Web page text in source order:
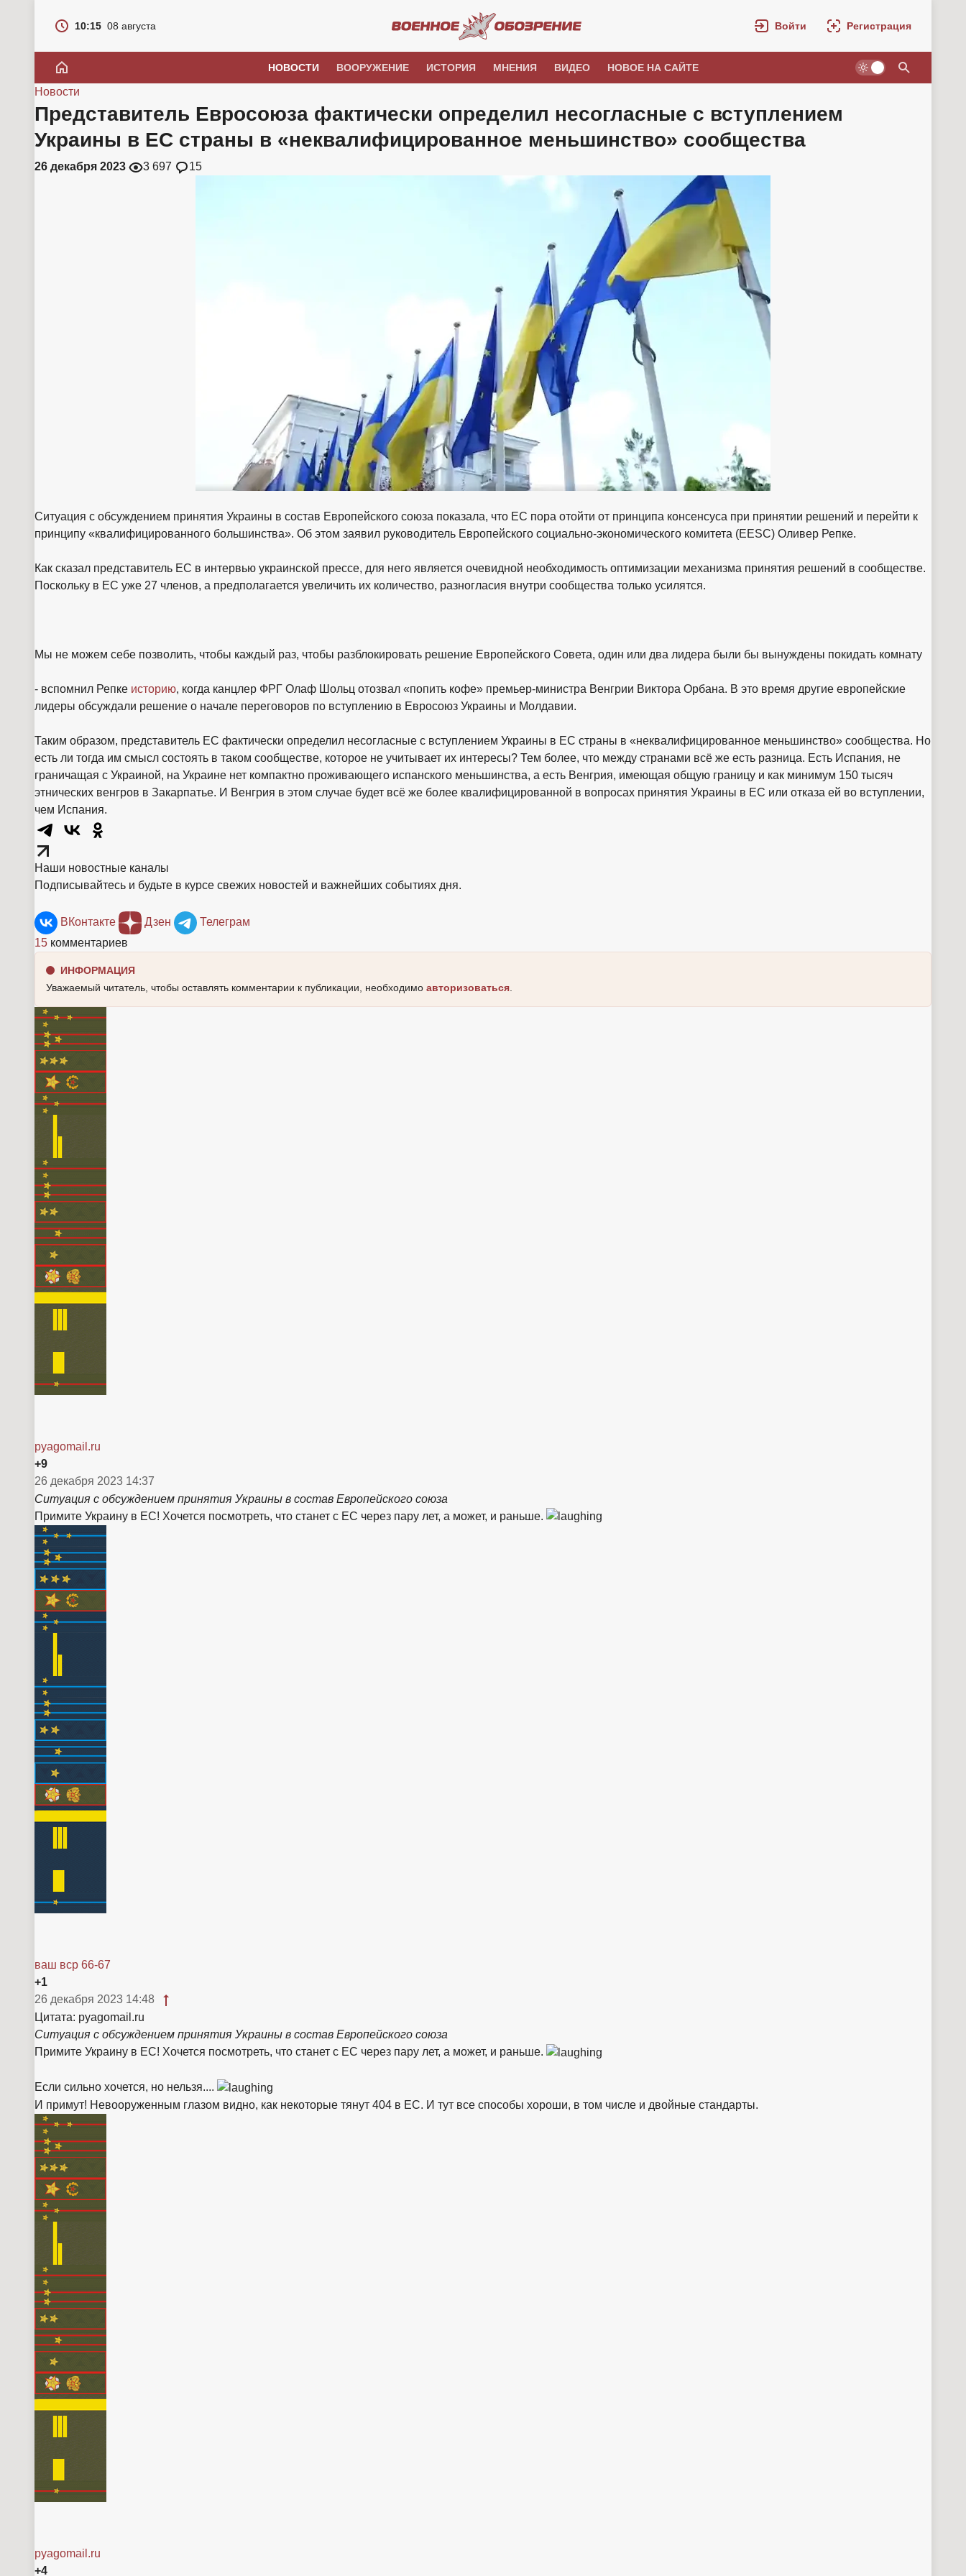
10:15 08 августа Войти Регистрация
НОВОСТИ ВООРУЖЕНИЕ ИСТОРИЯ МНЕНИЯ ВИДЕО НОВОЕ НА САЙТЕ
Новости
Представитель Евросоюза фактически определил несогласные с вступлением
Украины в ЕС страны в «неквалифицированное меньшинство» сообщества
26 декабря 2023 3 697 15
Ситуация с обсуждением принятия Украины в состав Европейского союза показала, что ЕС пора отойти от принципа консенсуса при принятии решений и перейти к
принципу «квалифицированного большинства». Об этом заявил руководитель Европейского социально-экономического комитета (EESC) Оливер Репке.
Как сказал представитель ЕС в интервью украинской прессе, для него является очевидной необходимость оптимизации механизма принятия решений в сообществе.
Поскольку в ЕС уже 27 членов, а предполагается увеличить их количество, разногласия внутри сообщества только усилятся.
Мы не можем себе позволить, чтобы каждый раз, чтобы разблокировать решение Европейского Совета, один или два лидера были бы вынуждены покидать комнату
- вспомнил Репке историю, когда канцлер ФРГ Олаф Шольц отозвал «попить кофе» премьер-министра Венгрии Виктора Орбана. В это время другие европейские
лидеры обсуждали решение о начале переговоров по вступлению в Евросоюз Украины и Молдавии.
Таким образом, представитель ЕС фактически определил несогласные с вступлением Украины в ЕС страны в «неквалифицированное меньшинство» сообщества. Но
есть ли тогда им смысл состоять в таком сообществе, которое не учитывает их интересы? Тем более, что между странами всё же есть разница. Есть Испания, не
граничащая с Украиной, на Украине нет компактно проживающего испанского меньшинства, а есть Венгрия, имеющая общую границу и как минимум 150 тысяч
этнических венгров в Закарпатье. И Венгрия в этом случае будет всё же более квалифицированной в вопросах принятия Украины в ЕС или отказа ей во вступлении,
чем Испания.
Наши новостные каналы
Подписывайтесь и будьте в курсе свежих новостей и важнейших событиях дня.
ВКонтакте Дзен
Телеграм
15 комментариев
ИНФОРМАЦИЯ
Уважаемый читатель, чтобы оставлять комментарии к публикации, необходимо авторизоваться
pyagomail.ru
+9
26 декабря 2023 14:37
Ситуация с обсуждением принятия Украины в состав Европейского союза
Примите Украину в ЕС! Хочется посмотреть, что станет с ЕС через пару лет, а может, и раньше.
ваш вср 66-67
+1
26 декабря 2023 14:48
Цитата: pyagomail.ru
Ситуация с обсуждением принятия Украины в состав Европейского союза
Примите Украину в ЕС! Хочется посмотреть, что станет с ЕС через пару лет, а может, и раньше.
Если сильно хочется, но нельзя....
И примут! Невооруженным глазом видно, как некоторые тянут 404 в ЕС. И тут все способы хороши, в том числе и двойные стандарты.
pyagomail.ru
+4